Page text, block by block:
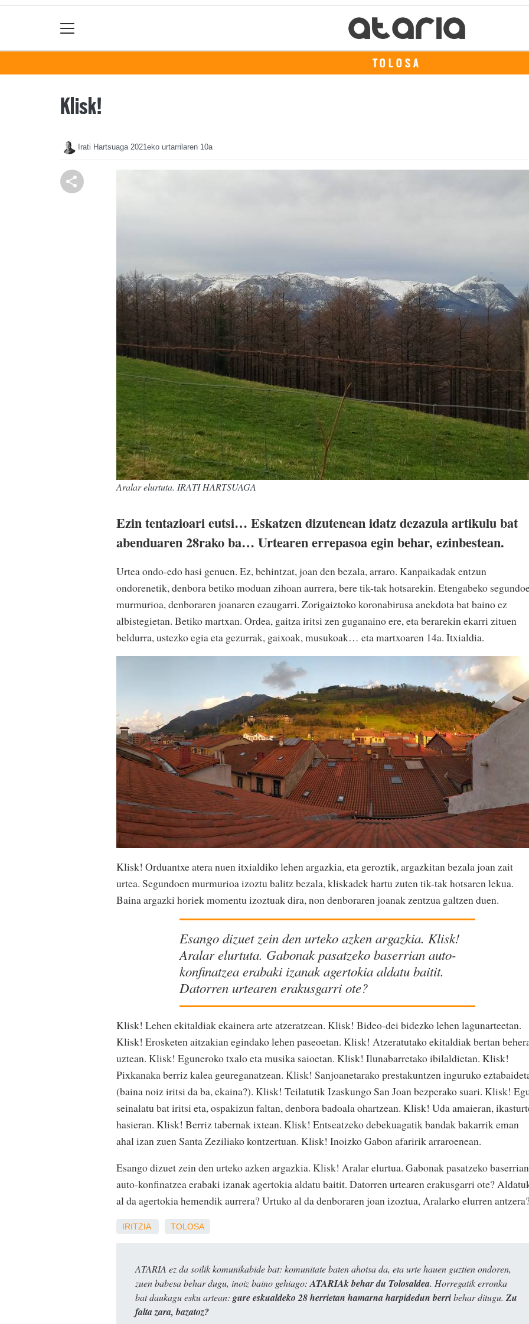
TOLOSA
Klisk!
Irati Hartsuaga 2021eko urtarrilaren 10a
Aralar elurtuta. IRATI HARTSUAGA
Ezin tentazioari eutsi… Eskatzen dizutenean idatz dezazula artikulu bat
abenduaren 28rako ba… Urtearen errepasoa egin behar, ezinbestean.
Urtea ondo-edo hasi genuen. Ez, behintzat, joan den bezala, arraro. Kanpaikadak entzun
ondorenetik, denbora betiko moduan zihoan aurrera, bere tik-tak hotsarekin. Etengabeko
murmurioa, denboraren joanaren ezaugarri. Zorigaiztoko koronabirusa anekdota bat baino ez
albistegietan. Betiko martxan. Ordea, gaitza iritsi zen guganaino ere, eta berarekin ekarri zituen
beldurra, ustezko egia eta gezurrak, gaixoak, musukoak… eta martxoaren 14a. Itxialdia.
Klisk! Orduantxe atera nuen itxialdiko lehen argazkia, eta geroztik, argazkitan bezala joan zait
urtea. Segundoen murmurioa izoztu balitz bezala, kliskadek hartu zuten tik-tak hotsaren lekua.
Baina argazki horiek momentu izoztuak dira, non denboraren joanak zentzua galtzen duen.
Esango dizuet zein den urteko azken argazkia. Klisk!
Aralar elurtuta. Gabonak pasatzeko baserrian auto-
konfinatzea erabaki izanak agertokia aldatu baitit.
Datorren urtearen erakusgarri ote?
Klisk! Lehen ekitaldiak ekainera arte atzeratzean. Klisk! Bideo-dei bidezko lehen lagunarteetan.
Klisk! Erosketen aitzakian egindako lehen paseoetan. Klisk! Atzeratutako ekitaldiak bertan
uztean. Klisk! Eguneroko txalo eta musika saioetan. Klisk! Ilunabarretako ibilaldietan. Klisk!
Pixkanaka berriz kalea geureganatzean. Klisk! Sanjoanetarako prestakuntzen inguruko
(baina noiz iritsi da ba, ekaina?). Klisk! Teilatutik Izaskungo San Joan bezperako suari. Klisk!
seinalatu bat iritsi eta, ospakizun faltan, denbora badoala ohartzean. Klisk! Uda amaieran,
hasieran. Klisk! Berriz tabernak ixtean. Klisk! Entseatzeko debekuagatik bandak bakarrik eman
ahal izan zuen Santa Zeziliako kontzertuan. Klisk! Inoizko Gabon afaririk arraroenean.
Esango dizuet zein den urteko azken argazkia. Klisk! Aralar elurtua. Gabonak pasatzeko baserrian
auto-konfinatzea erabaki izanak agertokia aldatu baitit. Datorren urtearen erakusgarri ote?
al da agertokia hemendik aurrera? Urtuko al da denboraren joan izoztua, Aralarko elurren
IRITZIA TOLOSA
ATARIA ez da soilik komunikabide bat: komunitate baten ahotsa da, eta urte hauen guztien ondoren,
zuen babesa behar dugu, inoiz baino gehiago: ATARIAk behar du Tolosaldea. Horregatik erronka
bat daukagu esku artean: gure eskualdeko 28 herrietan hamarna harpidedun berribehar ditugu. Zu
falta zara, bazatoz?